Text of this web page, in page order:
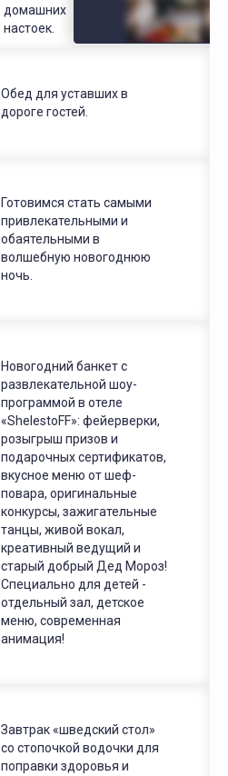
домашних
настоек.
Обед для уставших в
дороге гостей.
Готовимся стать самыми
привлекательными и
обаятельными в
волшебную новогоднюю
ночь.
Новогодний банкет с
развлекательной шоу-
программой в отеле
«ShelestoFF»: фейерверки,
розыгрыш призов и
подарочных сертификатов,
вкусное меню от шеф-
повара, оригинальные
конкурсы, зажигательные
танцы, живой вокал,
креативный ведущий и
старый добрый Дед Мороз!
Специально для детей -
отдельный зал, детское
меню, современная
анимация!
Завтрак «шведский стол»
со стопочкой водочки для
поправки здоровья и